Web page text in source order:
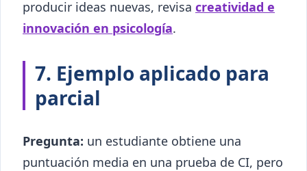
producir ideas nuevas, revisa creatividad e
innovación en psicología.
7. Ejemplo aplicado para
parcial
Pregunta: un estudiante obtiene una
puntuación media en una prueba de CI, pero